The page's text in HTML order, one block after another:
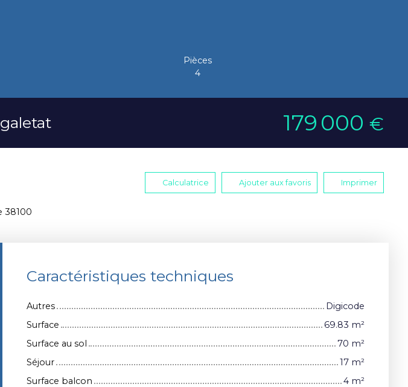
Pièces
4
179 000 €
Calculatrice Ajouter aux favoris Imprimer
38100
Caractéristiques techniques
Autres
Digicode
Surface
69.83 m²
Surface au sol
70 m²
Séjour
17 m²
Surface balcon
4 m²